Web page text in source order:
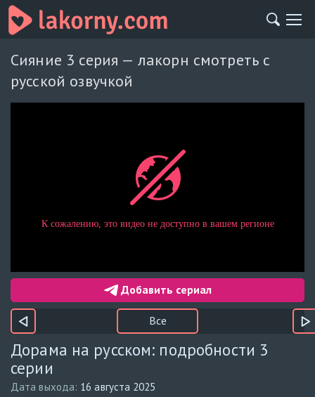
Сияние 3 серия — лакорн смотреть с
русской озвучкой
Добавить сериал
Все
Дорама на русском: подробности 3
серии
Дата выхода: 16 августа 2025